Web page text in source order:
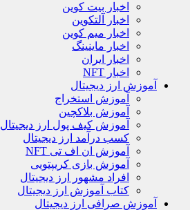
اخبار بیت کوین
اخبار آلتکوین
اخبار میم کوین
اخبار ماینینگ
اخبار ایران
اخبار NFT
آموزش ارز دیجیتال
آموزش استخراج
آموزش بلاکچین
آموزش کیف پول ارز دیجیتال
کسب درآمد ارز دیجیتال
آموزش ان اف تی NFT
آموزش بازی کریپتویی
افراد مشهور ارز دیجیتال
کتاب آموزش ارز دیجیتال
آموزش صرافی ارز دیجیتال